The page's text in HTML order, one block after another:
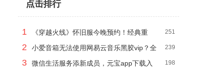
点击排行
251
1
《穿越火线》怀旧服今晚预约！经典重
现，你准备好重返战场了吗？
239
2
小爱音箱无法使用网易云音乐黑胶vip？全
量曲库暂未接入
198
3
微信生活服务添新成员，元宝app下载入